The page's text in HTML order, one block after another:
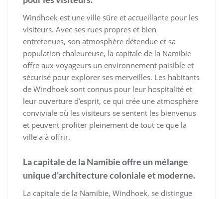
Windhoek est une ville sûre et accueillante pour les
visiteurs. Avec ses rues propres et bien
entretenues, son atmosphère détendue et sa
population chaleureuse, la capitale de la Namibie
offre aux voyageurs un environnement paisible et
sécurisé pour explorer ses merveilles. Les habitants
de Windhoek sont connus pour leur hospitalité et
leur ouverture d’esprit, ce qui crée une atmosphère
conviviale où les visiteurs se sentent les bienvenus
et peuvent profiter pleinement de tout ce que la
ville a à offrir.
La capitale de la Namibie offre un mélange
unique d’architecture coloniale et moderne.
La capitale de la Namibie, Windhoek, se distingue